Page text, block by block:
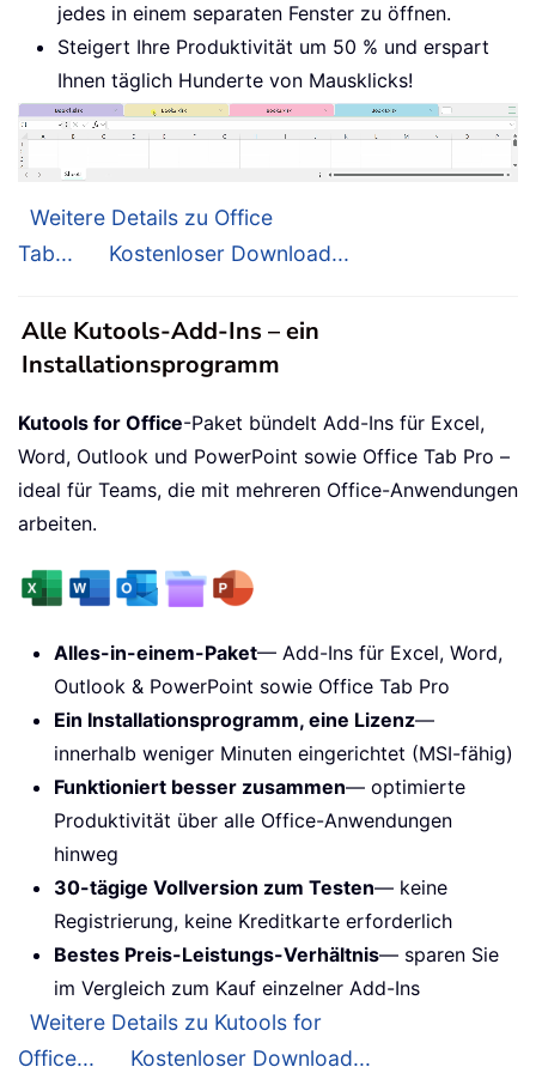
jedes in einem separaten Fenster zu öffnen.
Steigert Ihre Produktivität um 50 % und erspart
Ihnen täglich Hunderte von Mausklicks!
Weitere Details zu Office
Tab...
Kostenloser Download...
Alle Kutools-Add-Ins – ein
Installationsprogramm
Kutools for Office-Paket bündelt Add-Ins für Excel,
Word, Outlook und PowerPoint sowie Office Tab Pro –
ideal für Teams, die mit mehreren Office-Anwendungen
arbeiten.
Alles-in-einem-Paket— Add-Ins für Excel, Word,
Outlook & PowerPoint sowie Office Tab Pro
Ein Installationsprogramm, eine Lizenz—
innerhalb weniger Minuten eingerichtet (MSI-fähig)
Funktioniert besser zusammen— optimierte
Produktivität über alle Office-Anwendungen
hinweg
30-tägige Vollversion zum Testen— keine
Registrierung, keine Kreditkarte erforderlich
Bestes Preis-Leistungs-Verhältnis— sparen Sie
im Vergleich zum Kauf einzelner Add-Ins
Weitere Details zu Kutools for
Office...
Kostenloser Download...